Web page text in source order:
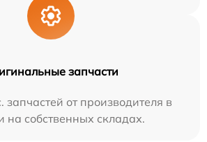
запчасти
запчастей от производителя в
на собственных складах.